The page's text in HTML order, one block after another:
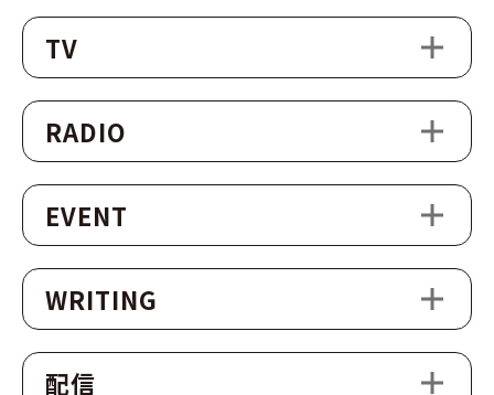
TV
RADIO
EVENT
WRITING
配信